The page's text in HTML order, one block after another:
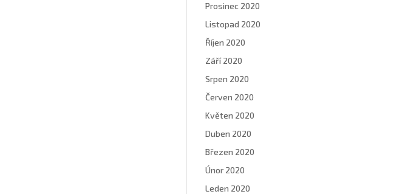
Prosinec 2020
Listopad 2020
Říjen 2020
Září 2020
Srpen 2020
Červen 2020
Květen 2020
Duben 2020
Březen 2020
Únor 2020
Leden 2020